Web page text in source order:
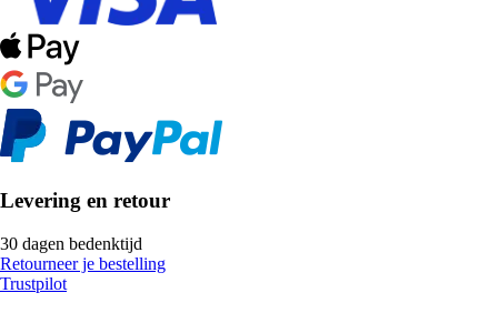
Levering en retour
30 dagen bedenktijd
Retourneer je bestelling
Trustpilot